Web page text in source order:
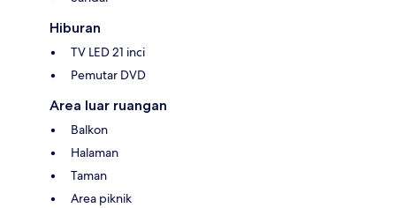
Hiburan
TV LED 21 inci
Pemutar DVD
Area luar ruangan
Balkon
Halaman
Taman
Area piknik